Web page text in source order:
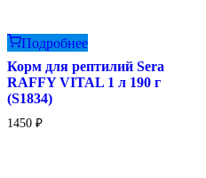
Подробнее
Корм для рептилий Sera
RAFFY VITAL 1 л 190 г
(S1834)
1450 ₽